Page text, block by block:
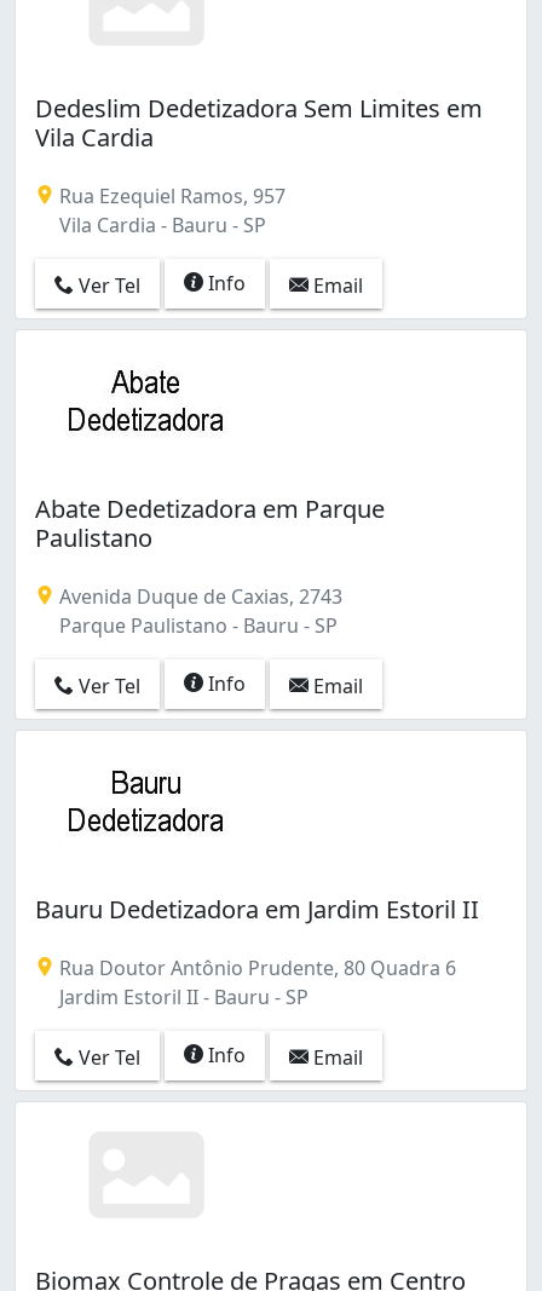
Dedeslim Dedetizadora Sem Limites em
Vila Cardia
Rua Ezequiel Ramos, 957
Vila Cardia - Bauru - SP
Ver Tel Info Email
Abate Dedetizadora em Parque
Paulistano
Avenida Duque de Caxias, 2743
Parque Paulistano - Bauru - SP
Ver Tel Info Email
Bauru Dedetizadora em Jardim Estoril II
Rua Doutor Antônio Prudente, 80 Quadra 6
Jardim Estoril II - Bauru - SP
Ver Tel Info Email
Biomax Controle de Pragas em Centro